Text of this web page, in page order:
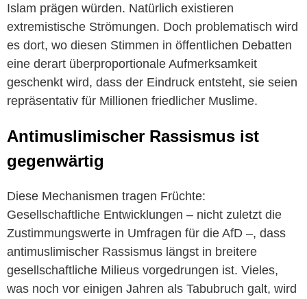
Islam prägen würden. Natürlich existieren
extremistische Strömungen. Doch problematisch wird
es dort, wo diesen Stimmen in öffentlichen Debatten
eine derart überproportionale Aufmerksamkeit
geschenkt wird, dass der Eindruck entsteht, sie seien
repräsentativ für Millionen friedlicher Muslime.
Antimuslimischer Rassismus ist
gegenwärtig
Diese Mechanismen tragen Früchte:
Gesellschaftliche Entwicklungen – nicht zuletzt die
Zustimmungswerte in Umfragen für die AfD –, dass
antimuslimischer Rassismus längst in breitere
gesellschaftliche Milieus vorgedrungen ist. Vieles,
was noch vor einigen Jahren als Tabubruch galt, wird